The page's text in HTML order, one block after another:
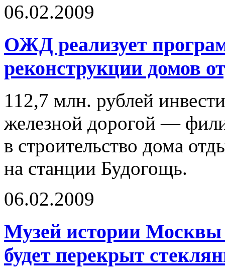
06.02.2009
ОЖД реализует
реконструкции домов
112,7 млн. рублей
железной дорогой —
в строительство дома
на станции Будогощь.
06.02.2009
Музей истории Москвы
будет перекрыт